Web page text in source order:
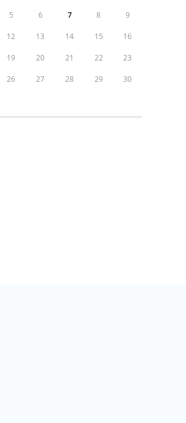
5 6 7 8 9
12 13 14 15 16
19 20 21 22 23
26 27 28 29 30